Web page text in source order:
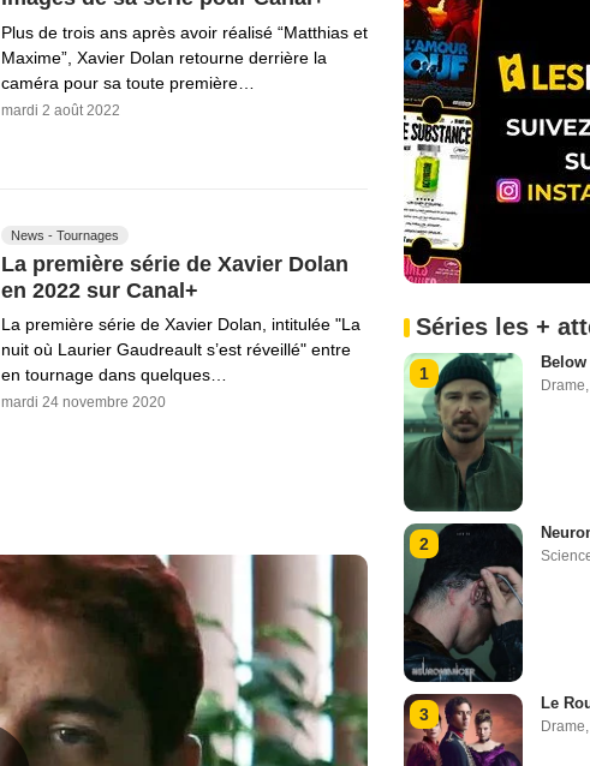
Plus de trois ans après avoir réalisé “Matthias et
Maxime”, Xavier Dolan retourne derrière la
caméra pour sa toute première…
mardi 2 août 2022
News - Tournages
La première série de Xavier Dolan
en 2022 sur Canal+
La première série de Xavier Dolan, intitulée "La
nuit où Laurier Gaudreault s’est réveillé" entre
en tournage dans quelques…
mardi 24 novembre 2020
Séries les +
1
Below
Drame
2
3
Le
Drame